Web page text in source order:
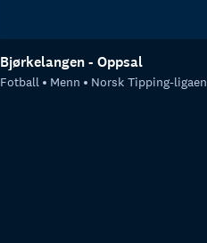
Bjørkelangen - Oppsal
Fotball Menn Norsk Tipping-ligaen